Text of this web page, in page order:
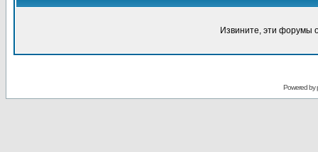
Извините, эти форумы
Powered by